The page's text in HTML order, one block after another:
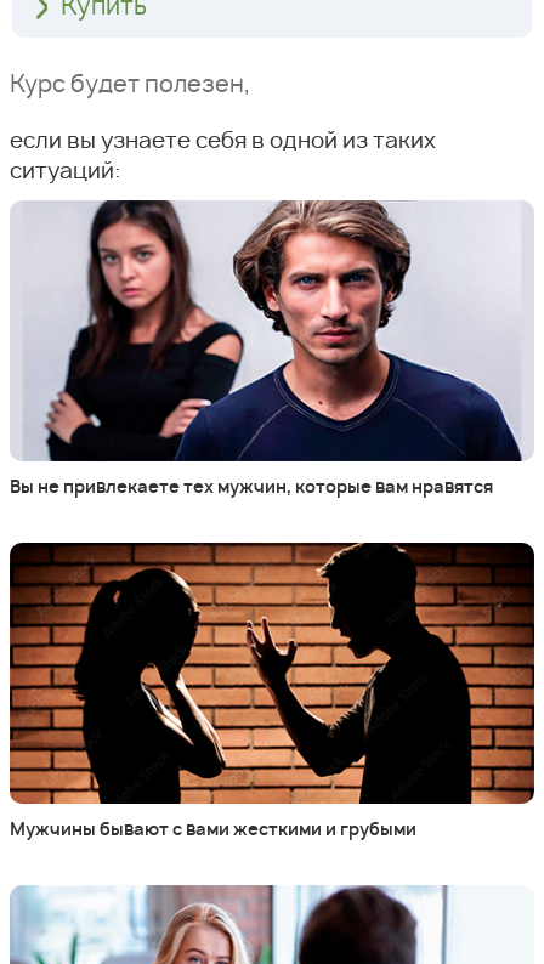
Купить
Курс будет полезен,
если вы узнаете себя в одной из таких
ситуаций:
Вы не привлекаете тех мужчин, которые вам нравятся
Мужчины бывают с вами жесткими и грубыми